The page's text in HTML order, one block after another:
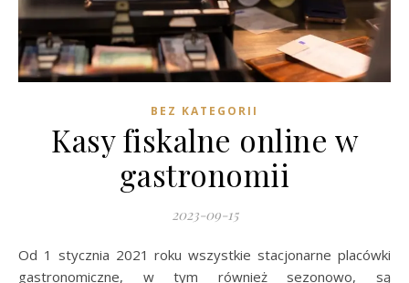
BEZ KATEGORII
Kasy fiskalne online w
gastronomii
2023-09-15
Od 1 stycznia 2021 roku wszystkie stacjonarne placówki
gastronomiczne, w tym również sezonowo, są